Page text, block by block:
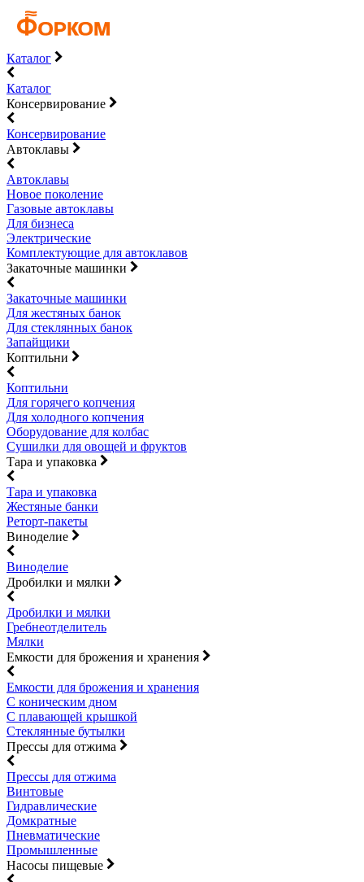
Каталог
Каталог
Консервирование
Консервирование
Автоклавы
Автоклавы
Новое поколение
Газовые автоклавы
Для бизнеса
Электрические
Комплектующие для автоклавов
Закаточные машинки
Закаточные машинки
Для жестяных банок
Для стеклянных банок
Запайщики
Коптильни
Коптильни
Для горячего копчения
Для холодного копчения
Оборудование для колбас
Сушилки для овощей и фруктов
Тара и упаковка
Тара и упаковка
Жестяные банки
Реторт-пакеты
Виноделие
Виноделие
Дробилки и мялки
Дробилки и мялки
Гребнеотделитель
Мялки
Емкости для брожения и хранения
Емкости для брожения и хранения
С коническим дном
С плавающей крышкой
Стеклянные бутылки
Прессы для отжима
Прессы для отжима
Винтовые
Гидравлические
Домкратные
Пневматические
Промышленные
Насосы пищевые